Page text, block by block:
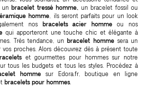
bracelet tressé homme, un bracelet fossil ou
homme , ils seront parfaits pour un look
nos
bracelets acier hommeou nos
qui apporteront une touche chic et élégante à
Très tendance, un bracelet hommesera un
proches. Alors découvrez dès à présent toute
et gourmettes pour hommessur notre
tous les budgets et tous les styles. Procédez à
hommesur Edora.fr, boutique en ligne
bracelets pour hommes.